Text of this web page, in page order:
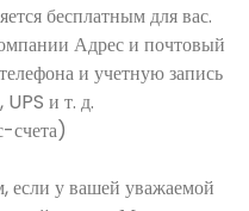
бесплатным для вас.
Адрес и почтовый
и учетную запись
и т. д.
счета)
если у вашей уважаемой